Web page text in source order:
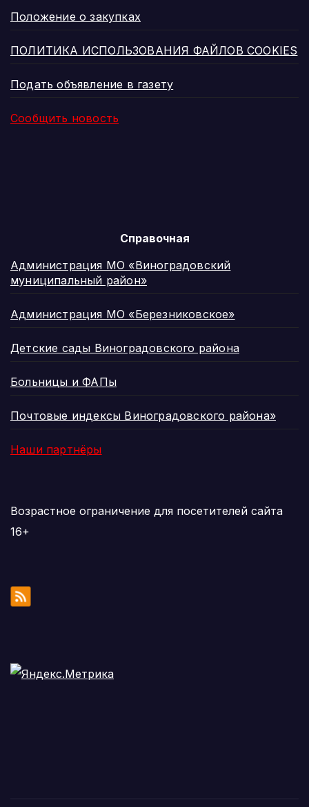
Положение о закупках
ПОЛИТИКА ИСПОЛЬЗОВАНИЯ ФАЙЛОВ COOKIES
Подать объявление в газету
Сообщить новость
Справочная
Администрация МО «Виноградовский
муниципальный район»
Администрация МО «Березниковское»
Детские сады Виноградовского района
Больницы и ФАПы
Почтовые индексы Виноградовского района»
Наши партнёры
Возрастное ограничение для посетителей сайта
16+